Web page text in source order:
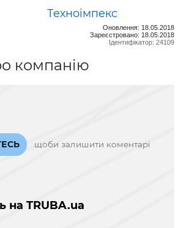
Техноімпекс
Оновлення: 18.05.2018
Зареєстровано: 18.05.2018
Ідентифікатор: 24109
компанію
щоби залишити коментарі
на TRUBA.ua